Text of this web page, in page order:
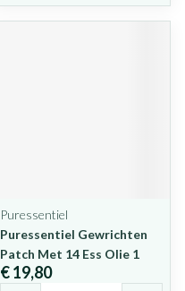
Puressentiel
Puressentiel Gewrichten
Patch Met 14 Ess Olie 1
€ 19,80